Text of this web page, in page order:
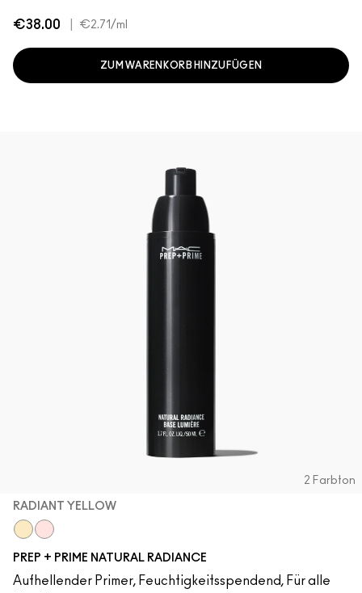
€38.00 €2.71 /ml
ZUM WARENKORB HINZUFÜGEN
2 Farbton
RADIANT YELLOW
PREP + PRIME NATURAL RADIANCE
Aufhellender Primer, Feuchtigkeitsspendend, Für alle